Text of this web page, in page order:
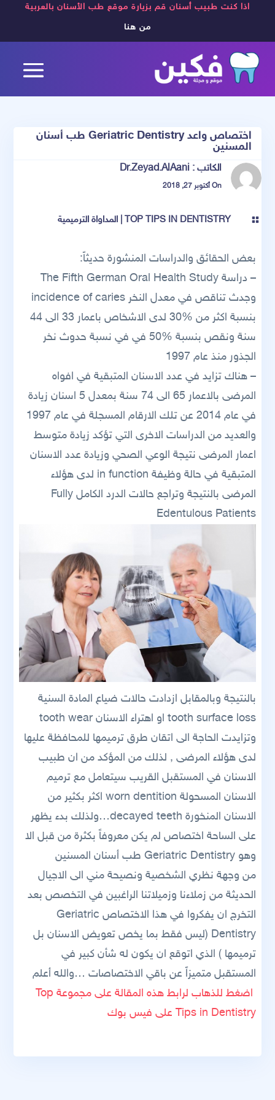
اذا كنت طبيب أسنان قم بزيارة موقع طب الأسنان بالعربية
من هنا
اختصاص واعد Geriatric Dentistry طب أسنان
المسنين
الكاتب :Dr.Zeyad.AlAani
On أكتوبر 27, 2018

TOP TIPS IN DENTISTRY
|المداواة الترميمية
بعض الحقائق والدراسات المنشورة حديثاً:
– دراسة The Fifth German Oral Health Study
وجدث تناقص في معدل النخر incidence of caries
بنسبة اكثر من %30 لدى الاشخاص باعمار 33 الى 44
سنة ونقص بنسبة %50 في في نسبة حدوث نخر
الجذور منذ عام 1997
– هناك تزايد في عدد الاسنان المتبقية في افواه
المرضى بالاعمار 65 الى 74 سنة بمعدل 5 اسنان زيادة
في عام 2014 عن تلك الارقام المسجلة في عام 1997
والعديد من الدراسات الاخرى التي تؤكد زيادة متوسط
اعمار المرضى نتيجة الوعي الصحي وزيادة عدد الاسنان
المتبقية في حالة وظيفة in function لدى هؤلاء
المرضى بالنتيجة وتراجع حالات الدرد الكامل Fully
Edentulous Patients
بالنتيجة وبالمقابل ازدادت حالات ضياع المادة السنية
tooth surface loss او اهتراء الاسنان tooth wear
وتزايدت الحاجة الى اتقان طرق ترميمها للمحافظة عليها
لدى هؤلاء المرضى , لذلك من المؤكد من ان طبيب
الاسنان في المستقبل القريب سيتعامل مع ترميم
الاسنان المسحولة worn dentition اكثر بكثير من
الاسنان المنخورة decayed teeth…ولذلك بدء يظهر
على الساحة اختصاص لم يكن معروفاً بكثرة من قبل الا
وهو Geriatric Dentistry طب أسنان المسنين
من وجهة نظري الشخصية ونصيحة مني الى الاجيال
الحديثة من زملاءنا وزميلاتنا الراغبين في التخصص بعد
التخرج ان يفكروا في هذا الاختصاص Geriatric
Dentistry (ليس فقط بما يخص تعويض الاسنان بل
ترميمها ) الذي اتوقع ان يكون له شأن كبير في
المستقبل متميزاً عن باقي الاختصاصات …والله أعلم
اضغط للذهاب لرابط هذه المقالة على مجموعة Top
Tips in Dentistry على فيس بوك